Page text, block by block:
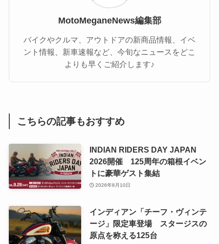
MotoMeganeNews編集部
バイクやクルマ、アウトドアの新商品情報、イベ
ント情報、新車速報など、今旬なニュースをどこ
よりも早くご紹介します♪
こちらの記事もおすすめ
INDIAN RIDERS DAY JAPAN
2026開催 125周年の箱根イベン
トに豪華ゲスト集結
2026年8月10日
インディアン「チーフ・ヴィンテ
ージ」限定車登場 スタージスの
原点を称える125台